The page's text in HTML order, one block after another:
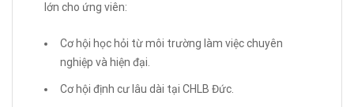
lớn cho ứng viên:
Cơ hội học hỏi từ môi trường làm việc chuyên
nghiệp và hiện đại.
Cơ hội định cư lâu dài tại CHLB Đức.